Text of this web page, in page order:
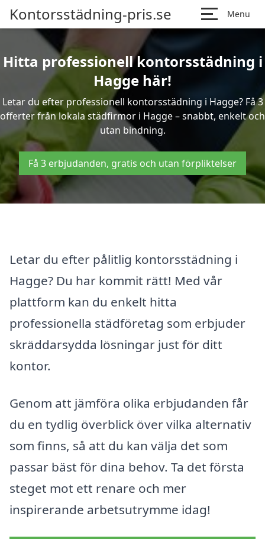
Kontorsstädning-pris.se Menu
Hitta professionell kontorsstädning i
Hagge här!
Letar du efter professionell kontorsstädning i Hagge? Få 3
offerter från lokala städfirmor i Hagge – snabbt, enkelt och
utan bindning.
Få 3 erbjudanden, gratis och utan förpliktelser
Letar du efter pålitlig kontorsstädning i
Hagge? Du har kommit rätt! Med vår
plattform kan du enkelt hitta
professionella städföretag som erbjuder
skräddarsydda lösningar just för ditt
kontor.
Genom att jämföra olika erbjudanden får
du en tydlig överblick över vilka alternativ
som finns, så att du kan välja det som
passar bäst för dina behov. Ta det första
steget mot ett renare och mer
inspirerande arbetsutrymme idag!